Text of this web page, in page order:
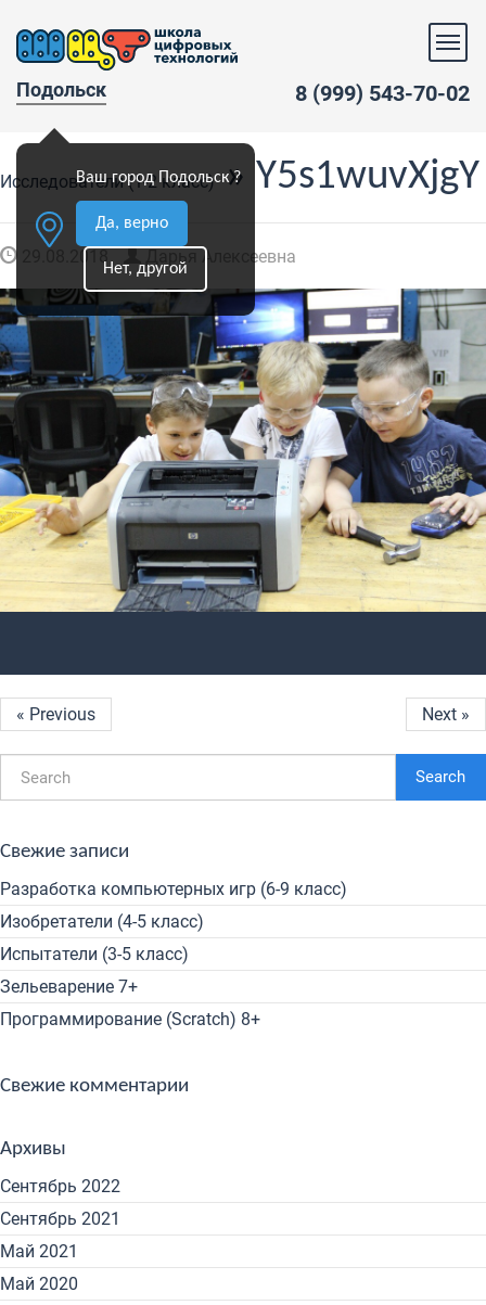
Подольск
Ваш город Подольск ?
Да, верно
Нет, другой
8 (999) 543-70-02
Исследователи (1-2 класс)» Y5s1wuvXjgY
29.08.2018 Дарья Алексеевна
« Previous Next »
Search
Свежие записи
Разработка компьютерных игр (6-9 класс)
Изобретатели (4-5 класс)
Испытатели (3-5 класс)
Зельеварение 7+
Программирование (Scratch) 8+
Свежие комментарии
Архивы
Сентябрь 2022
Сентябрь 2021
Май 2021
Май 2020